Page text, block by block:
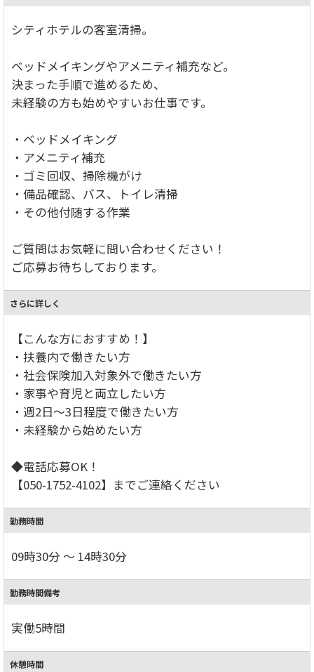
シティホテルの客室清掃。
ベッドメイキングやアメニティ補充など。
決まった手順で進めるため、
未経験の方も始めやすいお仕事です。
・ベッドメイキング
・アメニティ補充
・ゴミ回収、掃除機がけ
・備品確認、バス、トイレ清掃
・その他付随する作業
ご質問はお気軽に問い合わせください！
ご応募お待ちしております。
さらに詳しく
【こんな方におすすめ！】
・扶養内で働きたい方
・社会保険加入対象外で働きたい方
・家事や育児と両立したい方
・週2日～3日程度で働きたい方
・未経験から始めたい方
◆電話応募OK！
【050-1752-4102】までご連絡ください
勤務時間
09時30分 ～ 14時30分
勤務時間備考
実働5時間
休憩時間